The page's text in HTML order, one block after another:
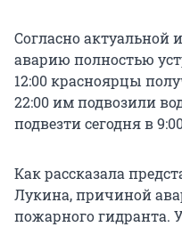
Согласно актуальной
аварию полностью
12:00 красноярцы
22:00 им подвозили
подвезти сегодня в
Как рассказала
Лукина, причиной
пожарного гидранта.